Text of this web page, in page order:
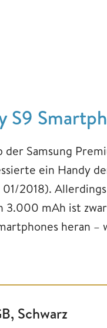
S9
der Samsung
ein Handy
2018).
3.000 mAh ist
heran –
Schwarz